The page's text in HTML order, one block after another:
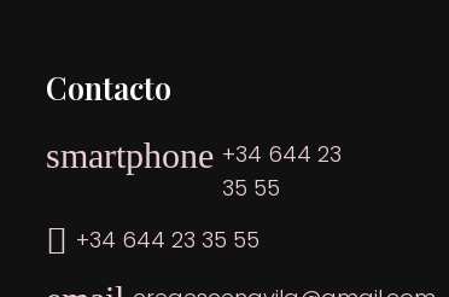
Contacto
smartphone +34 644 23
35 55
+34 644 23 35 55